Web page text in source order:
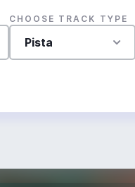
CHOOSE TRACK TYPE
Pista